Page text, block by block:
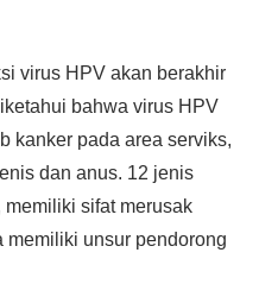
virus HPV akan berakhir
bahwa virus HPV
kanker pada area serviks,
dan anus. 12 jenis
sifat merusak
memiliki unsur pendorong